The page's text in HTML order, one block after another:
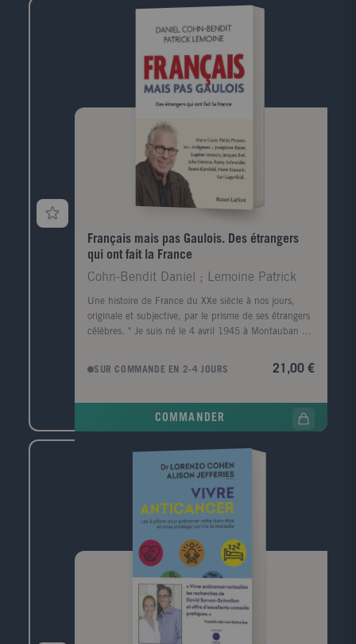
Français mais pas Gaulois. Des étrangers
qui ont fait la France
Cohn-Bendit Daniel ; Lemoine Patrick
Une histoire de France du XXe siècle à nos jours,
originale et subjective, par le prisme de ses étrangers
célèbres. " Je suis né le 4 avril 1945 à Montauban de
mois pour déclarer ma venue au monde - trop tard !
Cela a fait de moi un apatride, qui a grandi dans le
inconditionnel de l'équipe de France de Raymond
prendre la nationalité allemande... pour éviter le
service militaire. Revenu en France pour mes études,
séjour levée dix ans plus tard. Depuis, ma vie est une
sorte de pont entre l'Allemagne et l'Hexagone, et, en
2015, j'ai obtenu le droit de devenir aussi français.
Pouvoir désormais jouer avec les deux maillots
correspond au fond assez bien à mon état d'esprit : la
France doit beaucoup à ses étrangers, sans qui son
histoire aurait été tout autre. Ainsi, c'est également la
Grande Histoire qui se dessine à travers eux : car tous
sont arrivés au gré des mouvements politiques,
économiques, scientifiques, culturels... et même
SUR COMMANDE EN 2-4 JOURS 21,00 €
COMMANDER